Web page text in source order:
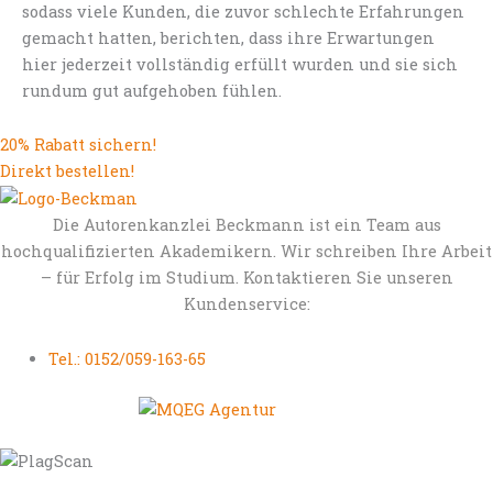
sodass viele Kunden, die zuvor schlechte Erfahrungen
gemacht hatten, berichten, dass ihre Erwartungen
hier jederzeit vollständig erfüllt wurden und sie sich
rundum gut aufgehoben fühlen.
20% Rabatt sichern!
Direkt bestellen!
Die Autorenkanzlei Beckmann ist ein Team aus
hochqualifizierten Akademikern. Wir schreiben Ihre Arbeit
– für Erfolg im Studium. Kontaktieren Sie unseren
Kundenservice:
Tel.: 0152/059-163-65